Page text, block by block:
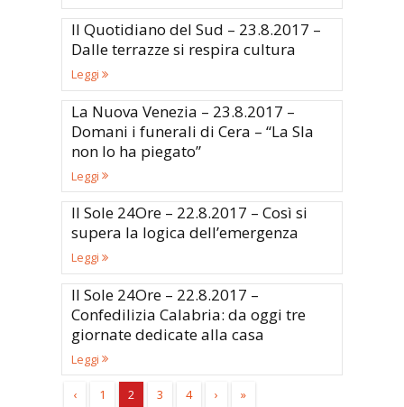
Il Quotidiano del Sud – 23.8.2017 –
Dalle terrazze si respira cultura
Leggi
La Nuova Venezia – 23.8.2017 –
Domani i funerali di Cera – “La Sla
non lo ha piegato”
Leggi
Il Sole 24Ore – 22.8.2017 – Così si
supera la logica dell’emergenza
Leggi
Il Sole 24Ore – 22.8.2017 –
Confedilizia Calabria: da oggi tre
giornate dedicate alla casa
Leggi
‹ 1 2 3 4 › »